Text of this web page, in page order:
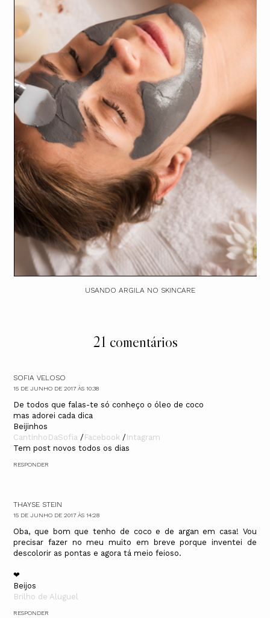
USANDO ARGILA NO SKINCARE
21 comentários
SOFIA VELOSO
15 DE JUNHO DE 2017 ÀS 10:38
De todos que falas-te só conheço o óleo de coco
mas adorei cada dica
Beijinhos
CantinhoDaSofia /Facebook /Intagram
Tem post novos todos os dias
RESPONDER
THAYSE STEIN
15 DE JUNHO DE 2017 ÀS 14:28
Oba, que bom que tenho de coco e de argan em casa! Vou
precisar fazer no meu muito em breve porque inventei de
descolorir as pontas e agora tá meio feioso.
❤
Beijos
Brilho de Aluguel
RESPONDER